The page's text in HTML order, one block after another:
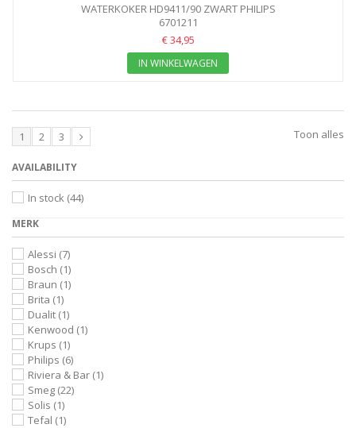
WATERKOKER HD9411/90 ZWART PHILIPS
6701211
€ 34,95
IN WINKELWAGEN
Toon alles
1 2 3
AVAILABILITY
In stock (44)
MERK
Alessi (7)
Bosch (1)
Braun (1)
Brita (1)
Dualit (1)
Kenwood (1)
Krups (1)
Philips (6)
Riviera & Bar (1)
Smeg (22)
Solis (1)
Tefal (1)